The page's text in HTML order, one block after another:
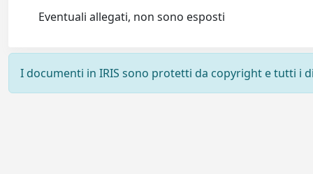
Eventuali allegati, non sono esposti
I documenti in IRIS sono protetti da copyright e tutti i